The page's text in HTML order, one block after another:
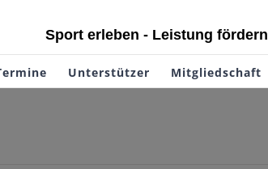
Sport erleben - Leistung fördern
Unterstützer Mitgliedschaft